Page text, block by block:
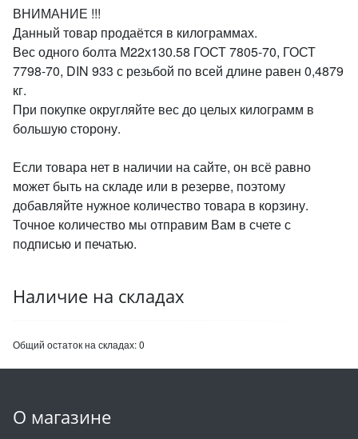
ВНИМАНИЕ !!!
Данный товар продаётся в килограммах.
Вес одного болта М22х130.58 ГОСТ 7805-70, ГОСТ
7798-70, DIN 933 с резьбой по всей длине равен 0,4879
кг.
При покупке округляйте вес до целых килограмм в
большую сторону.
Если товара нет в наличии на сайте, он всё равно
может быть на складе или в резерве, поэтому
добавляйте нужное количество товара в корзину.
Точное количество мы отправим Вам в счете с
подписью и печатью.
Наличие на складах
Общий остаток на складах:0
О магазине